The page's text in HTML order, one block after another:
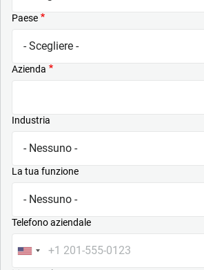
Paese
Azienda
Industria
La tua funzione
Telefono aziendale